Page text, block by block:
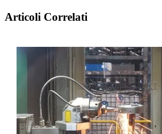
Articoli Correlati